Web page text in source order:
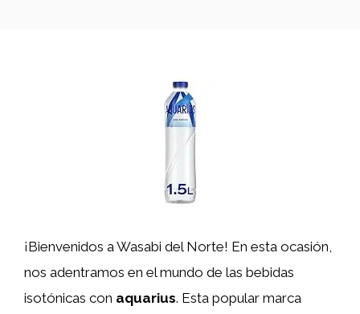
¡Bienvenidos a Wasabi del Norte! En esta ocasión,
nos adentramos en el mundo de las bebidas
isotónicas con aquarius. Esta popular marca